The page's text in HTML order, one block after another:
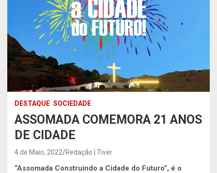
DESTAQUE SOCIEDADE
ASSOMADA COMEMORA 21 ANOS
DE CIDADE
4 de Maio, 2022 Redação | Tiver
“Assomada Construindo a Cidade do Futuro”, é o